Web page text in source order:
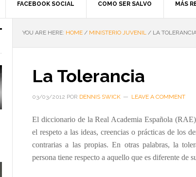
FACEBOOK SOCIAL COMO SER SALVO MÁS
YOU ARE HERE: HOME / MINISTERIO JUVENIL / LA
La Tolerancia
03/03/2012 POR DENNIS SWICK LEAVE A COMMENT
El diccionario de la Real Academia Española
el respeto a las ideas, creencias o prácticas de los
contrarias a las propias.En otras palabras, la
persona tiene respecto a aquello que es diferente de